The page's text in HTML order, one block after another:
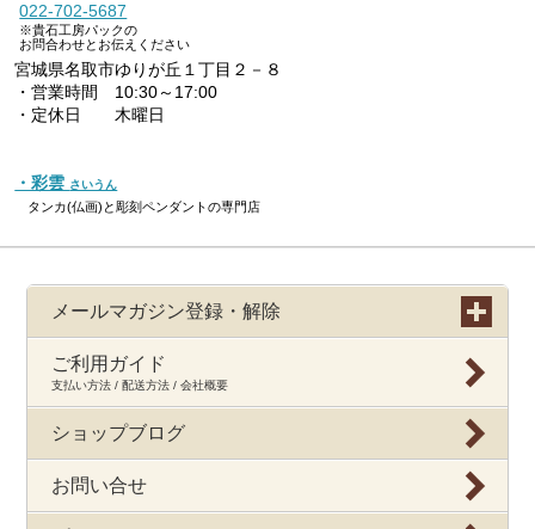
022-702-5687
※貴石工房パックの
お問合わせとお伝えください
宮城県名取市ゆりが丘１丁目２－８
・営業時間 10:30～17:00
・定休日 木曜日
・彩雲 さいうん
タンカ(仏画)と彫刻ペンダントの専門店
メールマガジン登録・解除
ご利用ガイド
支払い方法 / 配送方法 / 会社概要
ショップブログ
お問い合せ